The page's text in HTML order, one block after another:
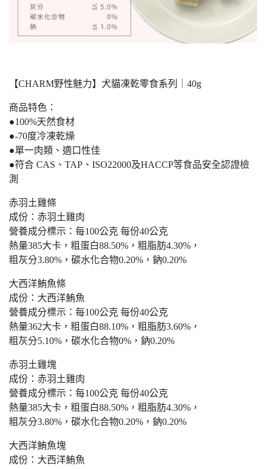
【CHARM野性魅力】犬貓凍乾零食系列｜40g
商品特色：
●100%天然食材
●-70度冷凍乾燥
●單一肉類、適口性佳
●符合 CAS、TAP、ISO22000及HACCP等食品安全認證檢
測
赤羽土雞條
成份：赤羽土雞肉
營養成分標示：每100公克 每份40公克
熱量385大卡，粗蛋白88.50%，粗脂肪4.30%，
粗灰分3.80%，碳水化合物0.20%，鈉0.20%
大西洋鮪魚條
成份：大西洋鮪魚
營養成分標示：每100公克 每份40公克
熱量362大卡，粗蛋白88.10%，粗脂肪3.60%，
粗灰分5.10%，碳水化合物0%，鈉0.20%
赤羽土雞塊
成份：赤羽土雞肉
營養成分標示：每100公克 每份40公克
熱量385大卡，粗蛋白88.50%，粗脂肪4.30%，
粗灰分3.80%，碳水化合物0.20%，鈉0.20%
大西洋鮪魚塊
成份：大西洋鮪魚